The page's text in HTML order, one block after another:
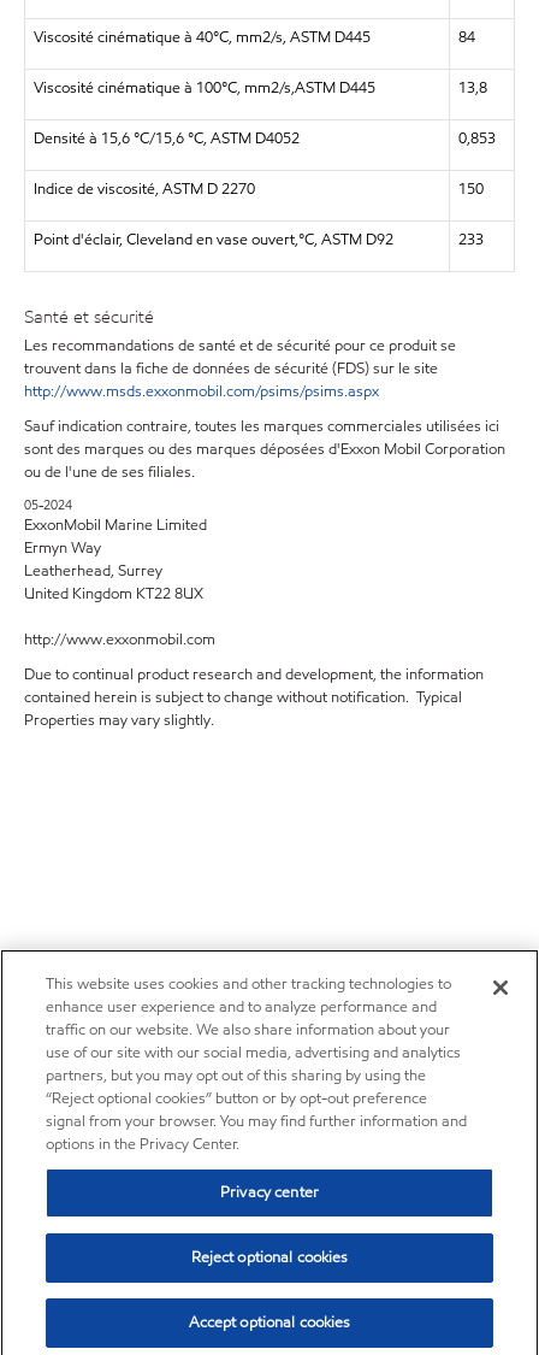
Viscosité cinématique à 40°C, mm2/s, ASTM D445 84
Viscosité cinématique à 100°C, mm2/s,ASTM D445 13,8
Densité à 15,6 °C/15,6 °C, ASTM D4052 0,853
Indice de viscosité, ASTM D 2270 150
Point d'éclair, Cleveland en vase ouvert,°C, ASTM D92 233
Santé et sécurité
Les recommandations de santé et de sécurité pour ce produit se
trouvent dans la fiche de données de sécurité (FDS) sur le site
http://www.msds.exxonmobil.com/psims/psims.aspx
Sauf indication contraire, toutes les marques commerciales utilisées ici
sont des marques ou des marques déposées d'Exxon Mobil Corporation
ou de l'une de ses filiales.
05-2024
ExxonMobil Marine Limited
Ermyn Way
Leatherhead, Surrey
United Kingdom KT22 8UX
http://www.exxonmobil.com
Due to continual product research and development, the information
contained herein is subject to change without notification. Typical
Properties may vary slightly.
This website uses cookies and other tracking technologies to
enhance user experience and to analyze performance and
traffic on our website. We also share information about your
use of our site with our social media, advertising and analytics
partners, but you may opt out of this sharing by using the
“Reject optional cookies” button or by opt-out preference
signal from your browser. You may find further information and
options in the Privacy Center.
Privacy center
Reject optional cookies
Accept optional cookies